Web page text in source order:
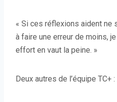
« Si ces réflexions aident ne
à faire une erreur de moins,
effort en vaut la peine. »
Deux autres de l’équipe TC+ :